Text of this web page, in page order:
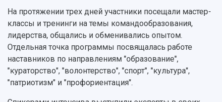
Умный дом бабочек
Международный межвузовский кампус
Сведения об образовательной организации
Официальные документы
На протяжении трех дней участники посещали мастер-
классы и тренинги на темы командообразования,
лидерства, общались и обменивались опытом.
Отдельная точка программы посвящалась работе
наставников по направлениям "образование",
"кураторство", "волонтерство", "спорт", "культура",
"патриотизм" и "профориентация".